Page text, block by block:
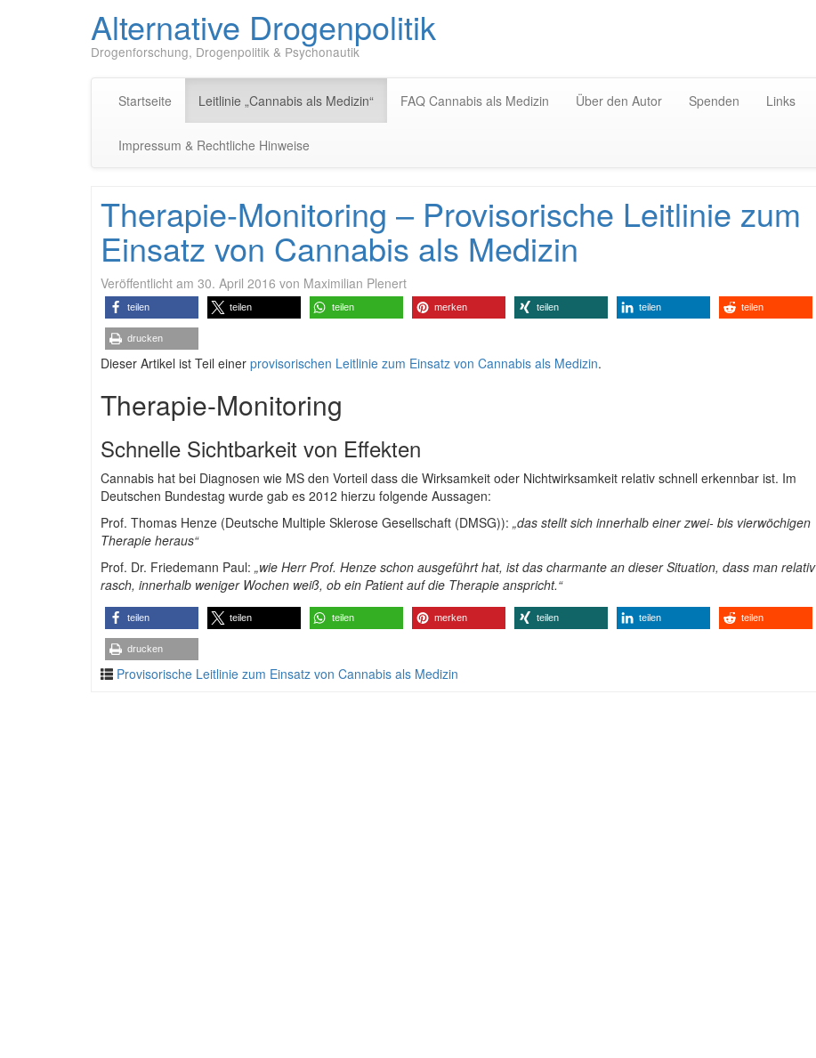
Alternative Drogenpolitik
Drogenforschung, Drogenpolitik & Psychonautik
Startseite Leitlinie „Cannabis als Medizin“ FAQ Cannabis als Medizin Über den Autor Spenden Links
Impressum & Rechtliche Hinweise
Therapie-Monitoring – Provisorische Leitlinie zum
Einsatz von Cannabis als Medizin
Veröffentlicht am 30. April 2016 von Maximilian Plenert
teilen teilen teilen merken teilen teilen teilen
drucken
Dieser Artikel ist Teil einer provisorischen Leitlinie zum Einsatz von Cannabis als Medizin.
Therapie-Monitoring
Schnelle Sichtbarkeit von Effekten
Cannabis hat bei Diagnosen wie MS den Vorteil dass die Wirksamkeit oder Nichtwirksamkeit relativ schnell erkennbar ist. Im
Deutschen Bundestag wurde gab es 2012 hierzu folgende Aussagen:
Prof. Thomas Henze (Deutsche Multiple Sklerose Gesellschaft (DMSG)): „das stellt sich innerhalb einer zwei- bis vierwöchigen
Therapie heraus“
Prof. Dr. Friedemann Paul: „wie Herr Prof. Henze schon ausgeführt hat, ist das charmante an dieser Situation, dass man relativ
rasch, innerhalb weniger Wochen weiß, ob ein Patient auf die Therapie anspricht.“
teilen teilen teilen merken teilen teilen teilen
drucken
Provisorische Leitlinie zum Einsatz von Cannabis als Medizin